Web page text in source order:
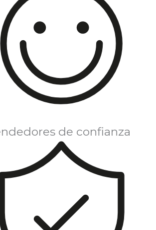
de confianza